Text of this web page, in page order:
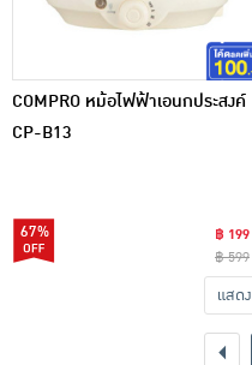
COMPRO หม้อไฟฟ้าเอนกประสงค์
CP-B13
67%
฿ 199
฿ 599
แสดง